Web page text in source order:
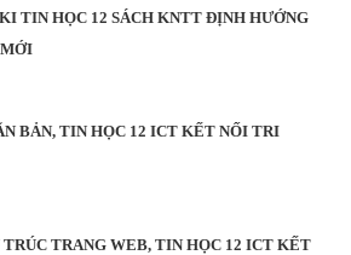
TIN HỌC 12 SÁCH KNTT ĐỊNH HƯỚNG
BẢN, TIN HỌC 12 ICT KẾT NỐI TRI
TRANG WEB, TIN HỌC 12 ICT KẾT